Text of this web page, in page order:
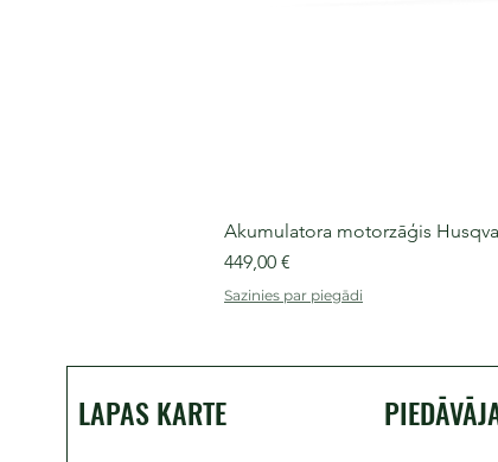
Akumulatora motorzāģis
Cena
449,00 €
Sazinies par piegādi
LAPAS KARTE